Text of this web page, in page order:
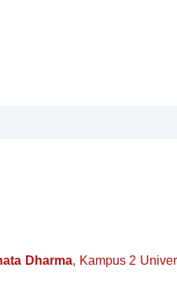
Dharma, Kampus 2